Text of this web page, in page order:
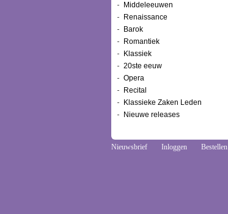
Middeleeuwen
Renaissance
Barok
Romantiek
Klassiek
20ste eeuw
Opera
Recital
Klassieke Zaken Leden
Nieuwe releases
Nieuwsbrief Inloggen Bestellen